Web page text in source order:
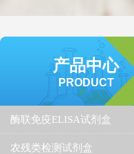
产品中心
PRODUCT
酶联免疫ELISA试剂盒
农残类检测试剂盒